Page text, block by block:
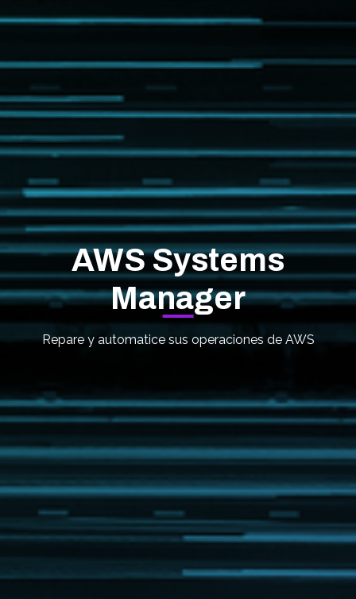
AWS Systems
Manager
Repare y automatice sus operaciones de AWS